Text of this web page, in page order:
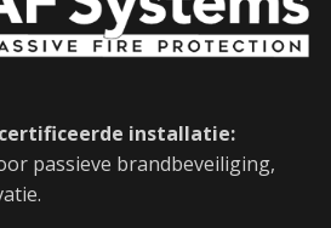
installatie:
passieve brandbeveiliging,